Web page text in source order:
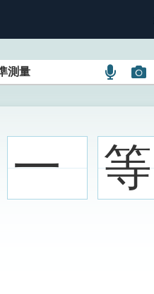
語
搜
圖
示
圖
搜
圖
示
一 等